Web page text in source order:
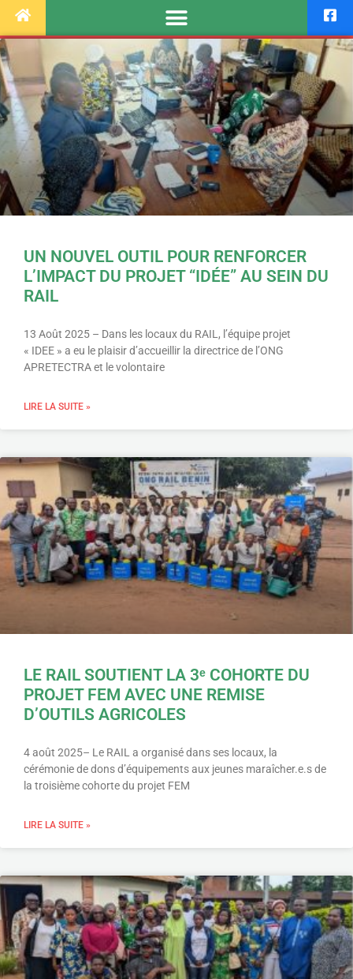
UN NOUVEL OUTIL POUR RENFORCER
L’IMPACT DU PROJET “IDÉE” AU SEIN DU
RAIL
13 Août 2025 – Dans les locaux du RAIL, l’équipe projet
« IDEE » a eu le plaisir d’accueillir la directrice de l’ONG
APRETECTRA et le volontaire
LIRE LA SUITE »
LE RAIL SOUTIENT LA 3ᵉ COHORTE DU
PROJET FEM AVEC UNE REMISE
D’OUTILS AGRICOLES
4 août 2025– Le RAIL a organisé dans ses locaux, la
cérémonie de dons d’équipements aux jeunes maraîcher.e.s de
la troisième cohorte du projet FEM
LIRE LA SUITE »